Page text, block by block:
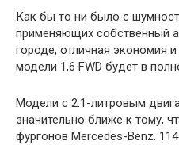
Как бы то ни было с
применяющих собственный
городе, отличная экономия
модели 1,6 FWD будет в
Модели с 2.1-литровым
значительно ближе к тому,
фургонов Mercedes-Benz.